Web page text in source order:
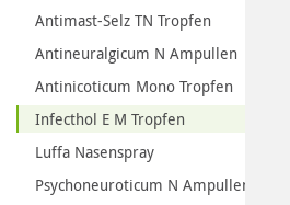
Antimast-Selz TN Tropfen
Antineuralgicum N Ampullen
Antinicoticum Mono Tropfen
Infecthol E M Tropfen
Luffa Nasenspray
Psychoneuroticum N Ampullen